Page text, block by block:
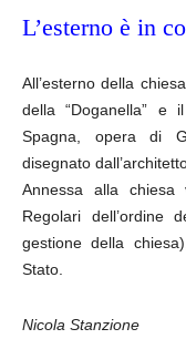
L’esterno è in
All’esterno della
della “Doganella” e
Spagna, opera di
disegnato
Annessa alla
Regolari
gestione della
Stato.
Nicola Stanzione